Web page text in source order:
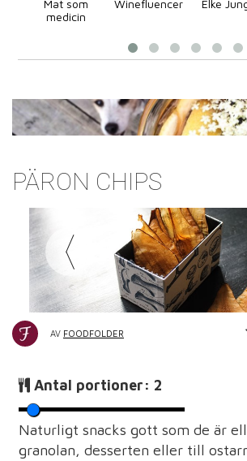
Mat som
medicin
Winefluencer Elke
PÄRON CHIPS
AV FOODFOLDER
Antal portioner: 2
Naturligt snacks gott som de är
granolan, desserten eller till